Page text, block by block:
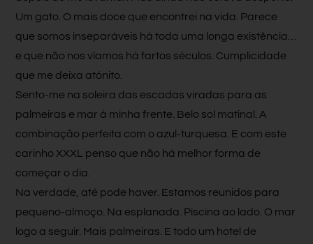
Um gato. O mais doce que encontrei na vida. Parece
que somos inseparáveis há toda uma longa existência…
e que não nos víamos há fartos séculos. Cumplicidade
que me deixa atónito.
Sento-me na soleira das escadas viradas para as
palmeiras e mar à minha frente. Belo sol matinal. A
combinação perfeita com o azul-turquesa. E com este
carinho XXXL penso que não há melhor forma de
começar o dia.
Na verdade, até pode haver. Estamos reunidos para
pequeno-almoço. Na esplanada. Piscina ao lado. O mar
logo a seguir. Mais palmeiras. E todo um hotel de